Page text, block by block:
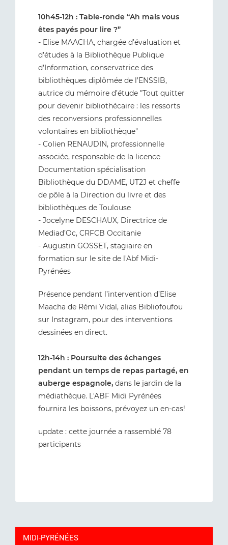
10h45-12h : Table-ronde “Ah mais vous
êtes payés pour lire ?”
- Elise MAACHA, chargée d’évaluation et
d’études à la Bibliothèque Publique
d’Information, conservatrice des
bibliothèques diplômée de l’ENSSIB,
autrice du mémoire d’étude "Tout quitter
pour devenir bibliothécaire : les ressorts
des reconversions professionnelles
volontaires en bibliothèque"
- Colien RENAUDIN, professionnelle
associée, responsable de la licence
Documentation spécialisation
Bibliothèque du DDAME, UT2J et cheffe
de pôle à la Direction du livre et des
bibliothèques de Toulouse
- Jocelyne DESCHAUX, Directrice de
Mediad’Oc, CRFCB Occitanie
- Augustin GOSSET, stagiaire en
formation sur le site de l'Abf Midi-
Pyrénées
Présence pendant l’intervention d’Elise
Maacha de Rémi Vidal, alias Bibliofoufou
sur Instagram, pour des interventions
dessinées en direct.
12h-14h : Poursuite des échanges
pendant un temps de repas partagé, en
auberge espagnole, dans le jardin de la
médiathèque. L'ABF Midi Pyrénées
fournira les boissons, prévoyez un en-cas!
update : cette journée a rassemblé 78
participants
MIDI-PYRÉNÉES